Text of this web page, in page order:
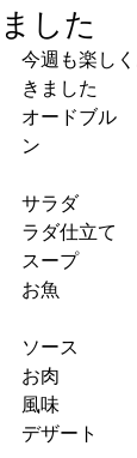
ました
今週も楽し
きました
オードブル
ン
二色
サラダ　　
ラダ仕立て
スープ　　
お魚　　　
グレ
ソース
お肉　　　
風味
デザート　